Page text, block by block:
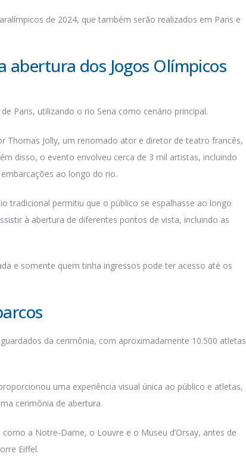
de 2024, que também serão realizados em Paris e
dos Jogos Olímpicos
Paris, utilizando o rio Sena como cenário principal.
Thomas Jolly, um renomado ator e diretor de teatro francês,
disso, o evento envolveu cerca de 3 mil artistas, incluindo
ao longo do rio.
tradicional permitiu que o público se espalhasse ao longo
à abertura de diferentes pontos de vista, incluindo as
e somente quem tinha ingressos pode ter acesso até os
da cerimônia, com aproximadamente 10.500 atletas
uma experiência visual única ao público e atletas,
cerimônia de abertura.
a Notre-Dame, o Louvre e o Museu d’Orsay, antes de
Eiffel.